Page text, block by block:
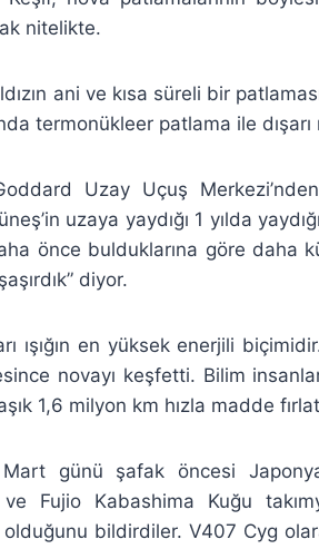
nitelikte.
ani ve kısa süreli bir
termonükleer patlama ile
Goddard Uzay Uçuş
uzaya yaydığı 1 yılda
önce bulduklarına göre daha
diyor.
ışığın en yüksek enerjili
novayı keşfetti. Bilim
1,6 milyon km hızla madde
günü şafak öncesi
Fujio Kabashima Kuğu
bildirdiler. V407 Cyg